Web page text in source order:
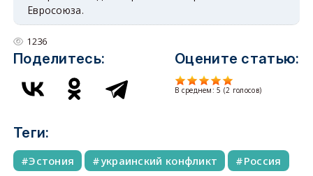
Евросоюза.
1236
Поделитесь: Оцените статью:
В среднем:5 (2 голосов)
Теги:
Эстония украинский конфликт
Россия